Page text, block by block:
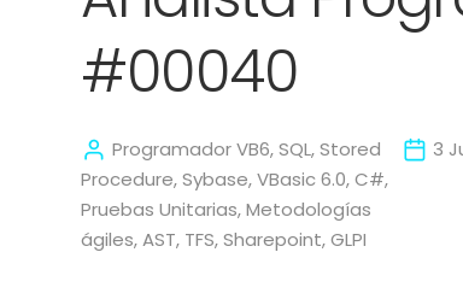
#00040
Programador VB6, SQL, Stored
Procedure, Sybase, VBasic 6.0, C#,
Pruebas Unitarias, Metodologías
ágiles, AST, TFS, Sharepoint, GLPI
3